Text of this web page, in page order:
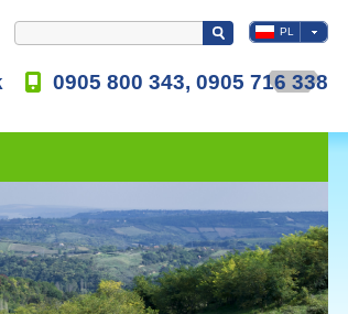
PL
0905 800 343, 0905 716 338